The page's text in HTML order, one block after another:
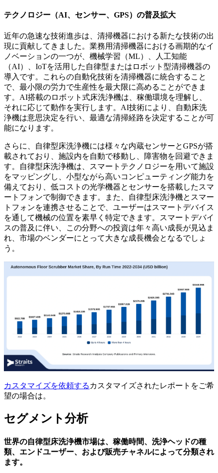
テクノロジー（AI、センサー、GPS）の普及拡大
近年の急速な技術進歩は、清掃機器における新たな技術の出
現に貢献してきました。業務用清掃機器における画期的なイ
ノベーションの一つが、機械学習（ML）、人工知能
（AI）、IoTを活用した自律型またはロボット型清掃機器の
導入です。これらの自動化技術を清掃機器に統合すること
で、最小限の労力で生産性を最大限に高めることができま
す。AI搭載のロボット式床洗浄機は、稼働環境を理解し、
それに応じて動作を実行します。AI技術により、自動床洗
浄機は意思決定を行い、最適な清掃経路を決定することが可
能になります。
さらに、自律型床洗浄機には様々な内蔵センサーとGPSが搭
載されており、施設内を自動で移動し、障害物を回避できま
す。自律型床洗浄機は、スマートテクノロジーを用いて施設
をマッピングし、小型ながら高いコンピューティング能力を
備えており、低コストの光学機器とセンサーを搭載したスマ
ートフォンで制御できます。また、自律型床洗浄機とスマー
トフォンを連携させることで、ユーザーはスマートデバイス
を通して機械の位置を素早く特定できます。スマートデバイ
スの普及に伴い、この分野への投資は年々高い成長が見込ま
れ、市場のベンダーにとって大きな成長機会となるでしょ
う。
カスタマイズを依頼する カスタマイズされたレポートをご希
望の場合は。
セグメント分析
世界の自律型床洗浄機市場は、稼働時間、洗浄ヘッドの種
類、エンドユーザー、および販売チャネルによって分類され
ます。